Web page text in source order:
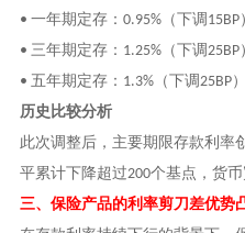
• 一年期定存： 0.95%（下调 15BP
• 三年期定存： 1.25%（下调25BP
• 五年期定存： 1.3%（下调25BP）
历史比较分析
此次调整后，主要期限存款利率
平累计下降超过200个基点，货币
三、保险产品的利率剪刀差优势